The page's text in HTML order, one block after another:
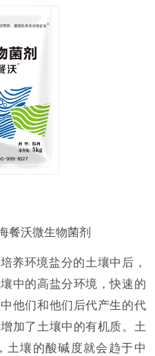
餐沃微生物菌剂
养环境盐分的土壤中后，
中的高盐分环境，快速的
他们和他们后代产生的代
加了土壤中的有机质。土
土壤的酸碱度就会趋于中